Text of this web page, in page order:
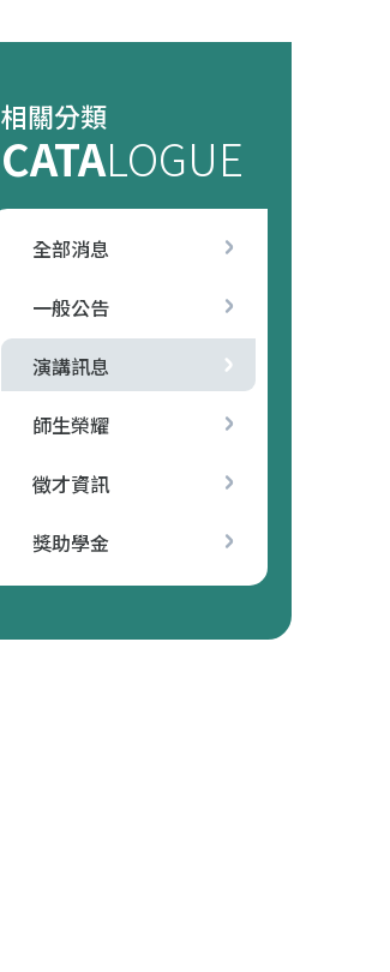
相關分類
CATALOGUE
全部消息
一般公告
演講訊息
師生榮耀
徵才資訊
獎助學金